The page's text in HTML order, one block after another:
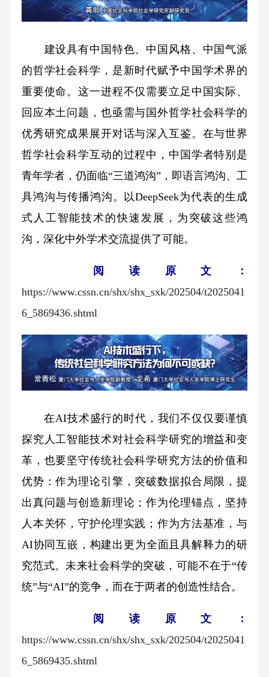
建设具有中国特色、中国风格、中国气派
的哲学社会科学，是新时代赋予中国学术界的
重要使命。这一进程不仅需要立足中国实际、
回应本土问题，也亟需与国外哲学社会科学的
优秀研究成果展开对话与深入互鉴。在与世界
哲学社会科学互动的过程中，中国学者特别是
青年学者，仍面临“三道鸿沟”，即语言鸿沟、工
具鸿沟与传播鸿沟。以DeepSeek为代表的生成
式人工智能技术的快速发展，为突破这些鸿
沟，深化中外学术交流提供了可能。
阅读原文：
https://www.cssn.cn/shx/shx_sxk/202504/t2025041
6_5869436.shtml
在AI技术盛行的时代，我们不仅仅要谨慎
探究人工智能技术对社会科学研究的增益和变
革，也要坚守传统社会科学研究方法的价值和
优势：作为理论引擎，突破数据拟合局限，提
出真问题与创造新理论；作为伦理锚点，坚持
人本关怀，守护伦理实践；作为方法基准，与
AI协同互嵌，构建出更为全面且具解释力的研
究范式。未来社会科学的突破，可能不在于“传
统”与“AI”的竞争，而在于两者的创造性结合。
阅读原文：
https://www.cssn.cn/shx/shx_sxk/202504/t2025041
6_5869435.shtml